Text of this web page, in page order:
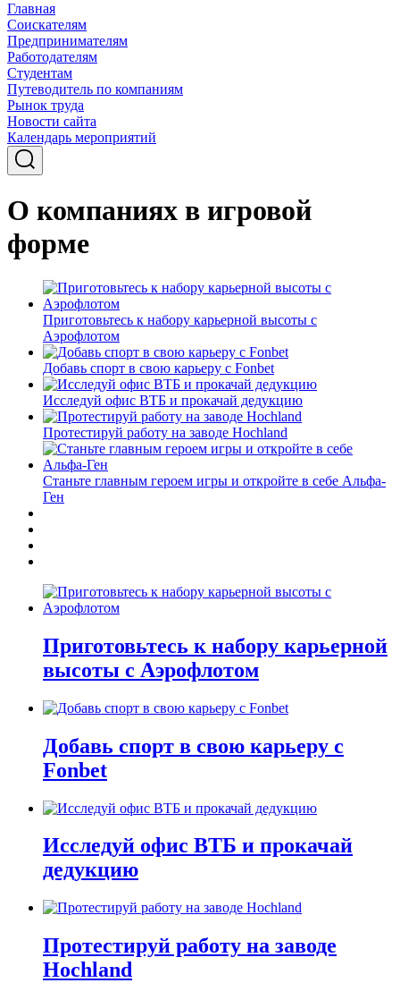
Главная
Соискателям
Предпринимателям
Работодателям
Студентам
Путеводитель по компаниям
Рынок труда
Новости сайта
Календарь мероприятий
О компаниях в игровой
форме
Приготовьтесь к набору карьерной высоты с
Аэрофлотом
Добавь спорт в свою карьеру с Fonbet
Исследуй офис ВТБ и прокачай дедукцию
Протестируй работу на заводе Hochland
Станьте главным героем игры и откройте в себе Альфа-
Ген
Приготовьтесь к набору карьерной
высоты с Аэрофлотом
Добавь спорт в свою карьеру с
Fonbet
Исследуй офис ВТБ и прокачай
дедукцию
Протестируй работу на заводе
Hochland